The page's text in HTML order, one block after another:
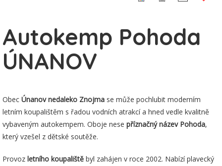
Autokemp Pohoda
ÚNANOV
Obec Únanov nedaleko Znojma se může pochlubit moderním
letním koupalištěm s řadou vodních atrakcí a hned vedle kvalitně
vybaveným autokempem. Oboje nese příznačný název Pohoda,
který vzešel z dětské soutěže.
Provoz letního koupaliště byl zahájen v roce 2002. Nabízí plavecký